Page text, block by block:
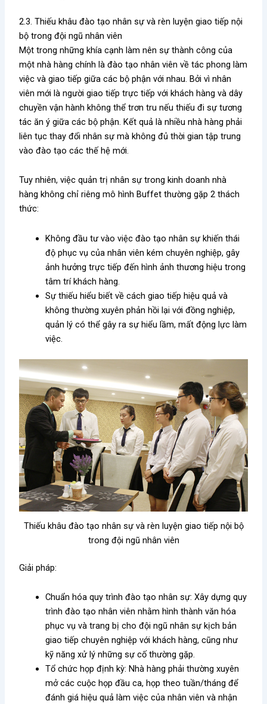
2.3. Thiếu khâu đào tạo nhân sự và rèn luyện giao tiếp nội
bộ trong đội ngũ nhân viên
Một trong những khía cạnh làm nên sự thành công của
một nhà hàng chính là đào tạo nhân viên về tác phong làm
việc và giao tiếp giữa các bộ phận với nhau. Bởi vì nhân
viên mới là người giao tiếp trực tiếp với khách hàng và dây
chuyền vận hành không thể trơn tru nếu thiếu đi sự tương
tác ăn ý giữa các bộ phận. Kết quả là nhiều nhà hàng phải
liên tục thay đổi nhân sự mà không đủ thời gian tập trung
vào đào tạo các thế hệ mới.
Tuy nhiên, việc quản trị nhân sự trong kinh doanh nhà
hàng không chỉ riêng mô hình Buffet thường gặp 2 thách
thức:
Không đầu tư vào việc đào tạo nhân sự khiến thái
độ phục vụ của nhân viên kém chuyên nghiệp, gây
ảnh hưởng trực tiếp đến hình ảnh thương hiệu trong
tâm trí khách hàng.
Sự thiếu hiểu biết về cách giao tiếp hiệu quả và
không thường xuyên phản hồi lại với đồng nghiệp,
quản lý có thể gây ra sự hiểu lầm, mất động lực làm
việc.
Thiếu khâu đào tạo nhân sự và rèn luyện giao tiếp nội bộ
trong đội ngũ nhân viên
Giải pháp:
Chuẩn hóa quy trình đào tạo nhân sự: Xây dựng quy
trình đào tạo nhân viên nhằm hình thành văn hóa
phục vụ và trang bị cho đội ngũ nhân sự kịch bản
giao tiếp chuyên nghiệp với khách hàng, cũng như
kỹ năng xử lý những sự cố thường gặp.
Tổ chức họp định kỳ: Nhà hàng phải thường xuyên
mở các cuộc họp đầu ca, họp theo tuần/tháng để
đánh giá hiệu quả làm việc của nhân viên và nhận